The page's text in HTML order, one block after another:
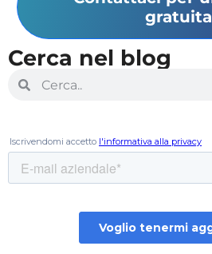
gratuita
Cerca nel blog